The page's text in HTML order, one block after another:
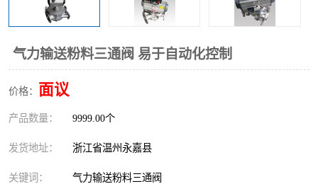
气力输送粉料三通阀 易于自动化控制
价格： 面议
产品数量： 9999.00个
发货地址： 浙江省温州永嘉县
关键词： 气力输送粉料三通阀
管道换向器